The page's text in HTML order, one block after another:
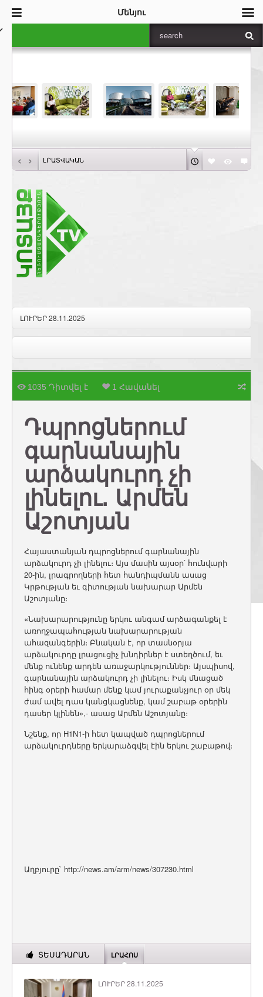
‹ › ԼՐԱՏՎԱԿԱՆ
ԼՈՒՐԵՐ 28.11.2025
1035 Դիտվել է 1 Հավանել
Դպրոցներում
գարնանային
արձակուրդ չի
լինելու. Արմեն
Աշոտյան
Հայաստանյան դպրոցներում գարնանային
արձակուրդ չի լինելու։ Այս մասին այսօր՝ հունվարի
20-ին, լրագրողների հետ հանդիպմանն ասաց
Կրթության եւ գիտության նախարար Արմեն
Աշոտյանը։
«Նախարարությունը երկու անգամ արձագանքել է
առողջապահության նախարարության
ահազանգերին։ Բնական է, որ տասնօրյա
արձակուրդը լրացուցիչ խնդիրներ է ստեղծում, եւ
մենք ունենք արդեն առաջարկություններ։ Այսպիսով,
գարնանային արձակուրդ չի լինելու։ Իսկ մնացած
հինգ օրերի համար մենք կամ յուրաքանչյուր օր մեկ
ժամ ավել դաս կանցկացնենք, կամ շաբաթ օրերին
դասեր կլինեն»,- ասաց Արմեն Աշոտյանը։
Նշենք, որ H1N1-ի հետ կապված դպրոցներում
արձակուրդները երկարաձգվել էին երկու շաբաթով։
Աղբյուրը` http://news.am/arm/news/307230.html
ՏԵՍԱԴԱՐԱՆ ԼՐԱՀՈՍ
ԼՈՒՐԵՐ 28.11.2025
Մենյու